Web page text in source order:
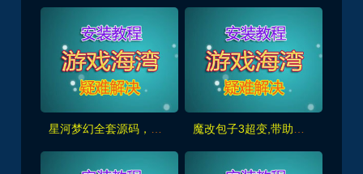
星河梦幻全套源码，助战组队,千变万化系统,神兵灵石打造系统，挂机抽奖月卡等+局域外网教程 魔改包子3超变,带助战,功德系统-神器系统-战备系统-灵气系统-转生系统等，带全套源码+局域外网教程